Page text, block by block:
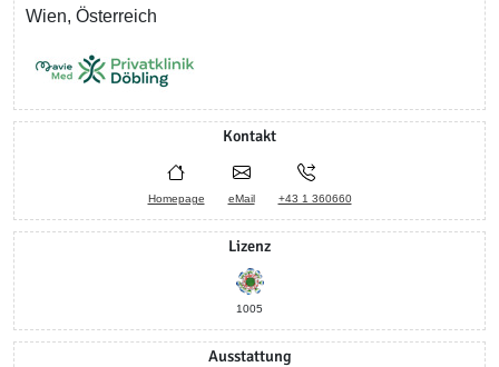
Wien, Österreich
Kontakt
Homepage eMail +43 1 360660
Lizenz
1005
Ausstattung